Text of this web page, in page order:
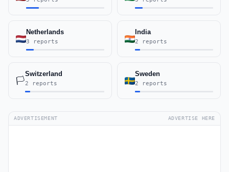
Netherlands
3 reports
India
2 reports
🏳️
Switzerland
2 reports
Sweden
2 reports
ADVERTISEMENT ADVERTISE HERE